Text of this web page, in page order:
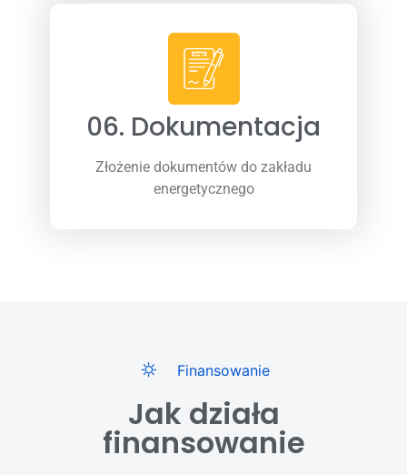
06. Dokumentacja
Złożenie dokumentów do zakładu
energetycznego
Finansowanie
Jak działa
finansowanie